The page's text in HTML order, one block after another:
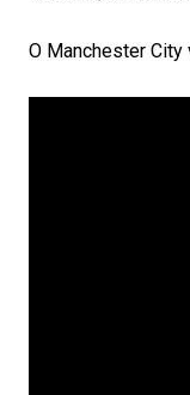
O Manchester City